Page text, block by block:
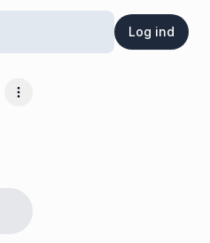
Log ind
Flere muligheder